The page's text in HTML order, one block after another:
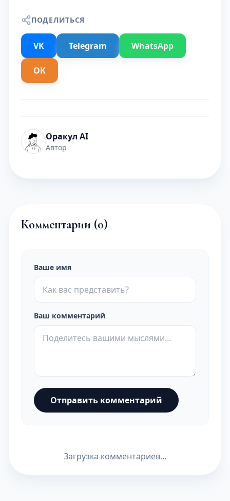
ПОДЕЛИТЬСЯ
VK Telegram WhatsApp
OK
Оракул AI
Автор
Комментарии (0)
Ваше имя
Ваш комментарий
Отправить комментарий
Загрузка комментариев...